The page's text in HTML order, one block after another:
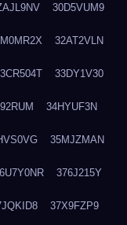
30D5VUM9
32AT2VLN
33DY1V30
34HYUF3N
35MJZMAN
376J215Y
37X9FZP9